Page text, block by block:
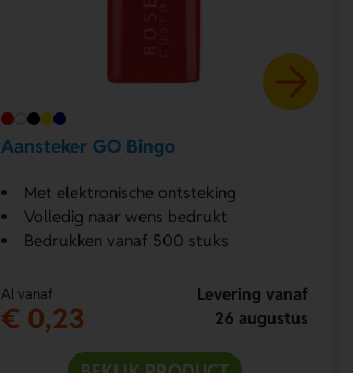
Aansteker GO Bingo
Met elektronische ontsteking
Volledig naar wens bedrukt
Bedrukken vanaf 500 stuks
Al vanaf
€ 0,23
Levering vanaf
26 augustus